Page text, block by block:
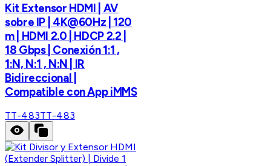
Kit Extensor HDMI | AV
sobre IP | 4K@60Hz | 120
m | HDMI 2.0 | HDCP 2.2 |
18 Gbps | Conexión 1:1 ,
1:N, N:1 , N:N | IR
Bidireccional |
Compatible con App iMMS
TT-483TT-483